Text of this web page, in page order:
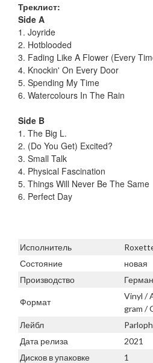
Треклист:
Side A
1. Joyride
2. Hotblooded
3. Fading Like A Flower (Every
4. Knockin' On Every Door
5. Spending My Time
6. Watercolours In The Rain
Side B
1. The Big L.
2. (Do You Get) Excited?
3. Small Talk
4. Physical Fascination
5. Things Will Never Be The Same
6. Perfect Day
Исполнитель
Состояние
новая
Производство
Формат
Vinyl /
gram /
Лейбл
Дата релиза
2021
Дисков в упаковке
1